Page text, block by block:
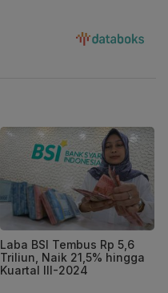
Laba BSI Tembus Rp 5,6
Triliun, Naik 21,5% hingga
Kuartal III-2024